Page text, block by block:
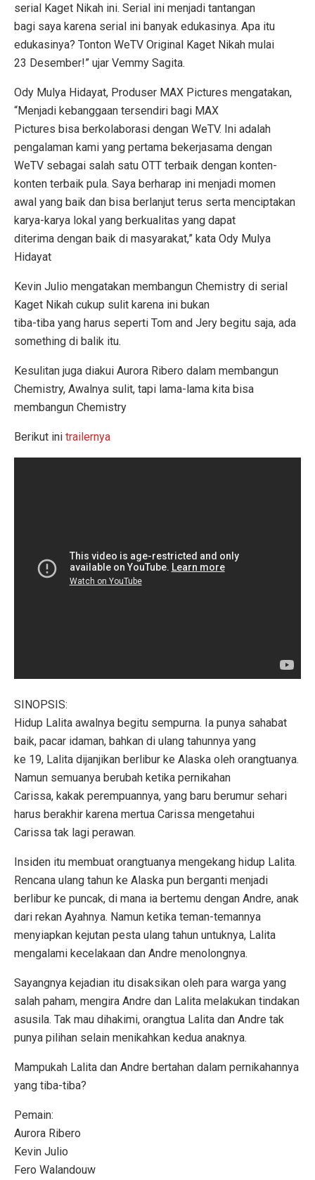
serial Kaget Nikah ini. Serial ini menjadi tantangan
bagi saya karena serial ini banyak edukasinya. Apa itu
edukasinya? Tonton WeTV Original Kaget Nikah mulai
23 Desember!” ujar Vemmy Sagita.
Ody Mulya Hidayat, Produser MAX Pictures mengatakan,
“Menjadi kebanggaan tersendiri bagi MAX
Pictures bisa berkolaborasi dengan WeTV. Ini adalah
pengalaman kami yang pertama bekerjasama dengan
WeTV sebagai salah satu OTT terbaik dengan konten-
konten terbaik pula. Saya berharap ini menjadi momen
awal yang baik dan bisa berlanjut terus serta menciptakan
karya-karya lokal yang berkualitas yang dapat
diterima dengan baik di masyarakat,” kata Ody Mulya
Hidayat
Kevin Julio mengatakan membangun Chemistry di serial
Kaget Nikah cukup sulit karena ini bukan
tiba-tiba yang harus seperti Tom and Jery begitu saja, ada
something di balik itu.
Kesulitan juga diakui Aurora Ribero dalam membangun
Chemistry, Awalnya sulit, tapi lama-lama kita bisa
membangun Chemistry
Berikut ini trailernya
SINOPSIS:
Hidup Lalita awalnya begitu sempurna. Ia punya sahabat
baik, pacar idaman, bahkan di ulang tahunnya yang
ke 19, Lalita dijanjikan berlibur ke Alaska oleh orangtuanya.
Namun semuanya berubah ketika pernikahan
Carissa, kakak perempuannya, yang baru berumur sehari
harus berakhir karena mertua Carissa mengetahui
Carissa tak lagi perawan.
Insiden itu membuat orangtuanya mengekang hidup Lalita.
Rencana ulang tahun ke Alaska pun berganti menjadi
berlibur ke puncak, di mana ia bertemu dengan Andre, anak
dari rekan Ayahnya. Namun ketika teman-temannya
menyiapkan kejutan pesta ulang tahun untuknya, Lalita
mengalami kecelakaan dan Andre menolongnya.
Sayangnya kejadian itu disaksikan oleh para warga yang
salah paham, mengira Andre dan Lalita melakukan tindakan
asusila. Tak mau dihakimi, orangtua Lalita dan Andre tak
punya pilihan selain menikahkan kedua anaknya.
Mampukah Lalita dan Andre bertahan dalam pernikahannya
yang tiba-tiba?
Pemain:
Aurora Ribero
Kevin Julio
Fero Walandouw